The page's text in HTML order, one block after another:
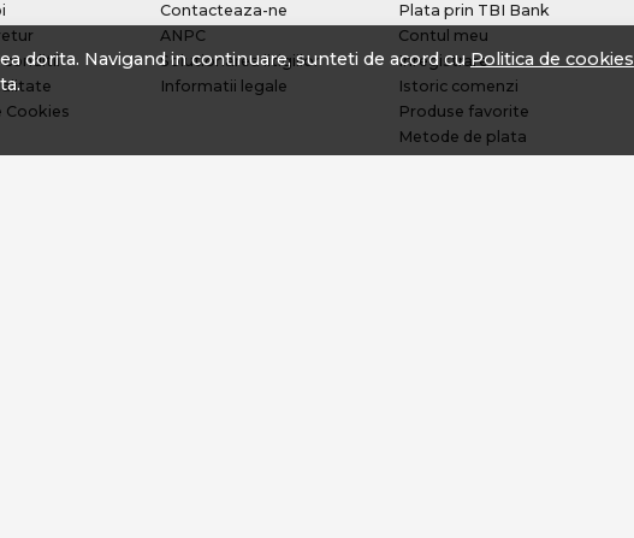
dorita. Navigand in continuare, sunteti de acord cuPolitica de cookies
conditii
Cookies
Contacteaza-ne
ANPC
Solutionarea litigiilor
Informatii legale
Plata prin TBI Bank
Contul meu
Inregistrare
Istoric comenzi
Produse favorite
Metode de plata